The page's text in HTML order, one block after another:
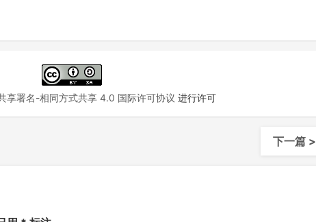
享署名-相同方式共享 4.0 国际许可协议 进行许可
下一篇 >